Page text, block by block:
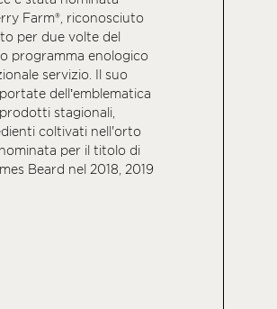
Farm®, riconosciuto
per due volte del
programma enologico
servizio. Il suo
dell’emblematica
stagionali,
coltivati nell'orto
per il titolo di
Beard nel 2018, 2019